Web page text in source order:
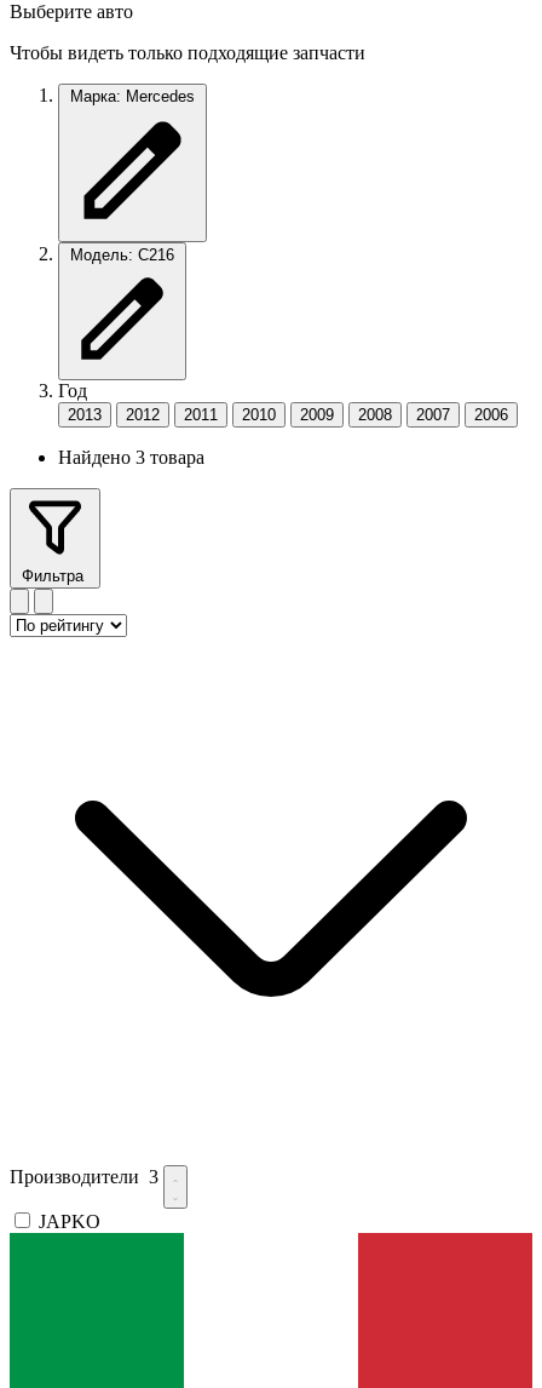
Выберите авто
Чтобы видеть только подходящие запчасти
Марка: Mercedes
Модель: C216
Год
2013 2012 2011 2010 2009 2008 2007 2006
Найдено 3 товара
Фильтра
Производители 3
JAPKO